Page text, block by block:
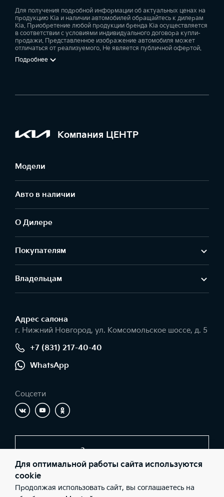
Для получения подробной информации об актуальных ценах на
продукцию Kia и наличии автомобилей обращайтесь к дилерам
Kia. Приобретение любой продукции бренда Kia осуществляется
в соответствии с условиями индивидуального договора купли-
продажи. Представленное изображение автомобиля может
отличаться от реализуемого. Не является публичной офертой.
Подробнее
Компания ЦЕНТР
Модели
Авто в наличии
О Дилере
Покупателям
Владельцам
Адрес салонa
г. Нижний Новгород, ул. Комсомольское шоссе, д. 5
+7 (831) 217-40-40
WhatsApp
Соцсети
Заказать звонок
© 2026 Юридические лица ООО «Компания ЦЕНТР»
Для оптимальной работы сайта используются
cookie
Продолжая использовать сайт, вы соглашаетесь на